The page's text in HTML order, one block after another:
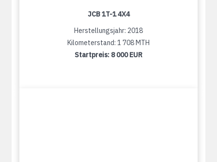
JCB 1T-1 4X4
Herstellungsjahr: 2018
Kilometerstand: 1 708 MTH
Startpreis: 8 000 EUR